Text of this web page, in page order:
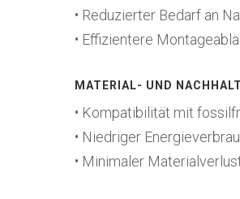
• Reduzierter Bedarf an
• Effizientere
MATERIAL- UND
• Kompatibilität mit
• Niedriger
• Minimaler